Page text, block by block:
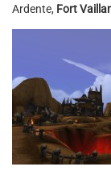
Ardente, Fort